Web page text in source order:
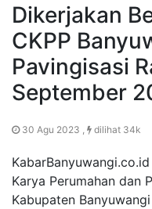
Dikerjakan
CKPP
Pavingisasi
September
30 Agu 2023 , dilihat 34k
Karya Perumahan dan
Kabupaten